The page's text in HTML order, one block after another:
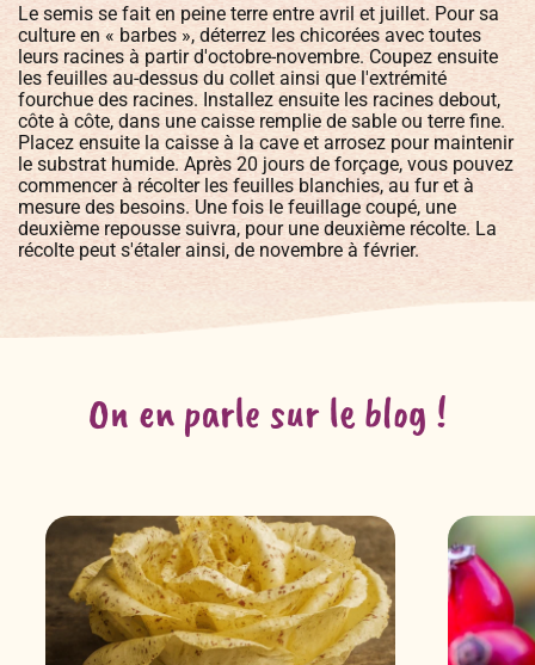
Le semis se fait en peine terre entre avril et juillet. Pour sa
culture en « barbes », déterrez les chicorées avec toutes
leurs racines à partir d'octobre-novembre. Coupez ensuite
les feuilles au-dessus du collet ainsi que l'extrémité
fourchue des racines. Installez ensuite les racines debout,
côte à côte, dans une caisse remplie de sable ou terre fine.
Placez ensuite la caisse à la cave et arrosez pour maintenir
le substrat humide. Après 20 jours de forçage, vous pouvez
commencer à récolter les feuilles blanchies, au fur et à
mesure des besoins. Une fois le feuillage coupé, une
deuxième repousse suivra, pour une deuxième récolte. La
récolte peut s'étaler ainsi, de novembre à février.
On en parle sur le blog !